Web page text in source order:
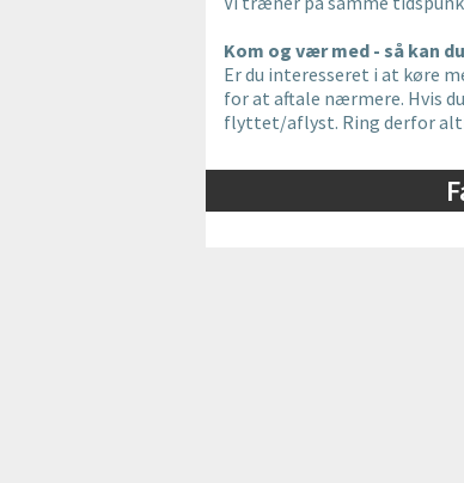
Kom og vær med - så kan
Er du interesseret i at køre
for at aftale nærmere. Hvis
flyttet/aflyst. Ring derfor